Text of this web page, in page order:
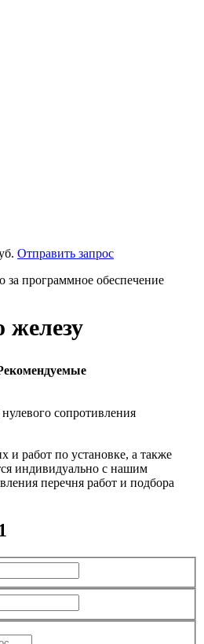
Отправить запрос
за программное обеспечение
железу
сопротивления
и работ по установке, а также
индивидуально с нашим
перечня работ и подбора